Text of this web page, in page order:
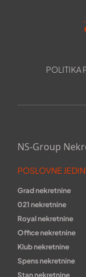
POLITIKA
NS-Group
POSLOVNE
Grad nekretnine
021 nekretnine
Royal nekretnine
Office nekretnine
Klub nekretnine
Spens nekretnine
Stan nekretnine